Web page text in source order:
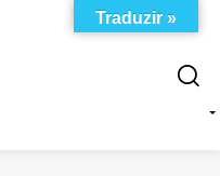
Traduzir »